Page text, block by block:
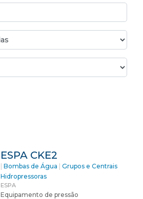
ESPA CKE2
| Bombas de Água | Grupos e Centrais
Hidropressoras
ESPA
Equipamento de pressão